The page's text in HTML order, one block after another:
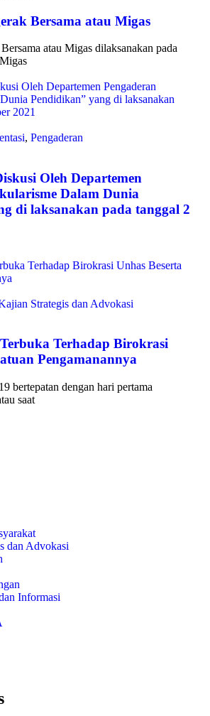
Bersama atau Migas
atau Migas dilaksanakan pada
, Pengaderan
Oleh Departemen
Dalam Dunia
di laksanakan pada tanggal 2
Strategis dan Advokasi
Terhadap Birokrasi
Pengamanannya
bertepatan dengan hari pertama
saat
dan Advokasi
Informasi